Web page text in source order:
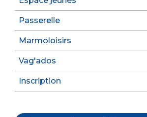
Passerelle
Marmoloisirs
Vag'ados
Inscription